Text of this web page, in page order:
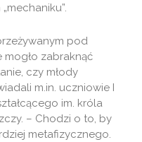
pod
mogło zabraknąć
czy młody
m.in. uczniowie I
im. króla
– Chodzi o to, by
metafizycznego.